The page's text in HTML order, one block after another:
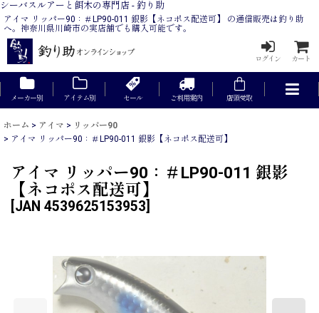
シーバスルアーと餌木の専門店 - 釣り助
アイマ リッパー90：＃LP90-011 銀影【ネコポス配送可】 の通信販売は釣り助
へ。神奈川県川崎市の実店舗でも購入可能です。
ログイン カート
メーカー別 アイテム別 セール ご利用案内 店頭受取
ホーム > アイマ > リッパー90
> アイマ リッパー90：＃LP90-011 銀影【ネコポス配送可】
アイマ リッパー90：＃LP90-011 銀影
【ネコポス配送可】
JAN 4539625153953